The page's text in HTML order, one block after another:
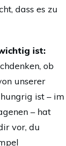
dass es zu
ist:
ob
unserer
ist – im
– hat
vor, du